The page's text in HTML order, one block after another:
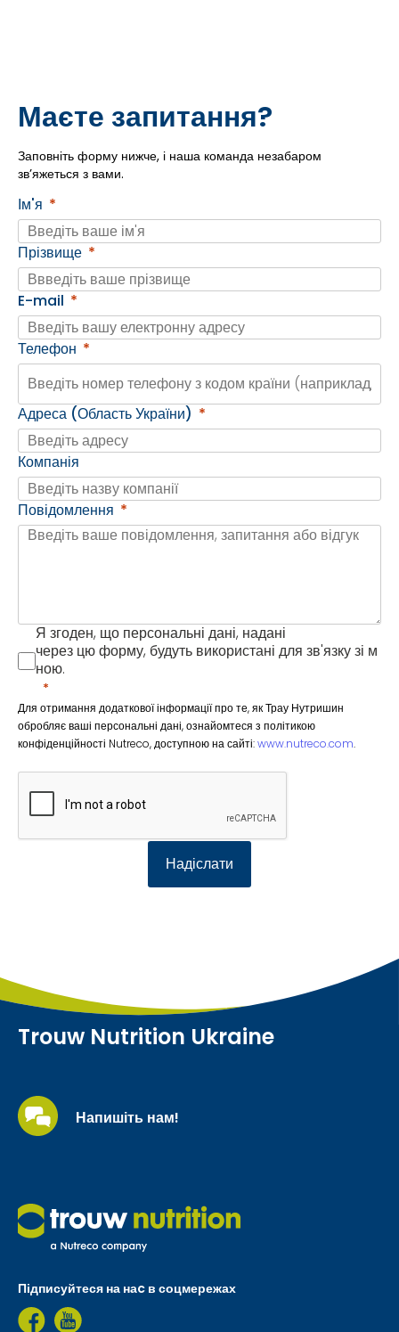
Маєте запитання?
Заповніть форму нижче, і наша команда незабаром
зв’яжеться з вами.
Ім'я
Прізвище
E-mail
Телефон
Адреса (Область України)
Компанія
Повідомлення
Я згоден, що персональні дані, надані
через цю форму, будуть використані для зв'язку зі м
ною.
Для отримання додаткової інформації про те, як Трау Нутришин
обробляє ваші персональні дані, ознайомтеся з політикою
конфіденційності Nutreco, доступною на сайті:www.nutreco.com.
Надіслати
Trouw Nutrition Ukraine
Напишіть нам!
Підписуйтеся на наc в соцмережах